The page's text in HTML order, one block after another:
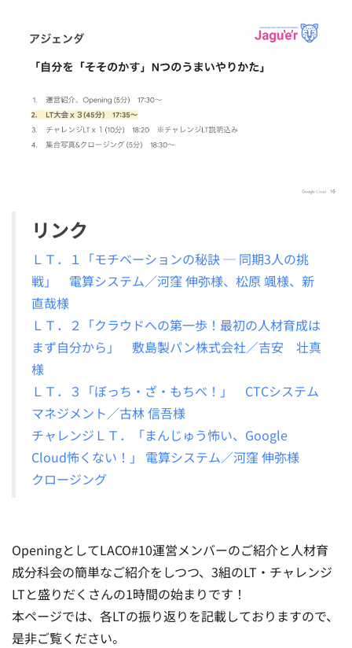
リンク
ＬＴ．１「モチベーションの秘訣 ─ 同期3人の挑
戦」 電算システム／河窪 伸弥様、松原 颯様、新
直哉様
ＬＴ．２「クラウドへの第一歩！最初の人材育成は
まず自分から」 敷島製パン株式会社／吉安 壮真
様
ＬＴ ． ３「ぼっち・ざ・もちべ！」 CTCシステム
マネジメント／古林 信吾様
チャレンジＬＴ．「まんじゅう怖い、Google
Cloud怖くない！」 電算システム／河窪 伸弥様
クロージング
OpeningとしてLACO#10運営メンバーのご紹介と人材育
成分科会の簡単なご紹介をしつつ、3組のLT・チャレンジ
LTと盛りだくさんの1時間の始まりです！
本ページでは、各LTの振り返りを記載しておりますので、
是非ご覧ください。